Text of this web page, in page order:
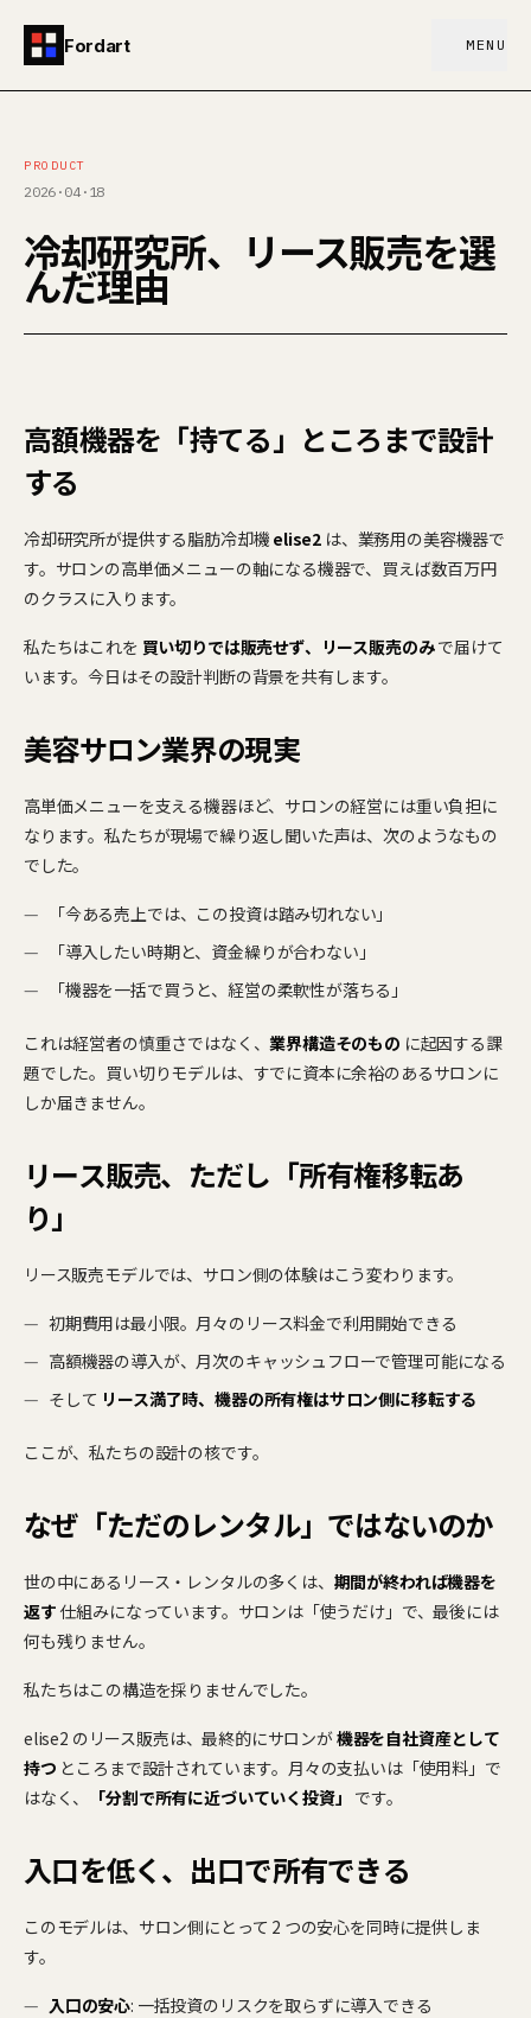
Fordart MENU
PRODUCT
2026·04·18
冷却研究所、リース販売を選
んだ理由
高額機器を「持てる」ところまで設計
する
冷却研究所が提供する脂肪冷却機elise2 は、業務用の美容機器で
す。サロンの高単価メニューの軸になる機器で、買えば数百万円
のクラスに入ります。
私たちはこれを 買い切りでは販売せず、リース販売のみで届けて
います。今日はその設計判断の背景を共有します。
美容サロン業界の現実
高単価メニューを支える機器ほど、サロンの経営には重い負担に
なります。私たちが現場で繰り返し聞いた声は、次のようなもの
でした。
「今ある売上では、この投資は踏み切れない」
「導入したい時期と、資金繰りが合わない」
「機器を一括で買うと、経営の柔軟性が落ちる」
これは経営者の慎重さではなく、業界構造そのもの に起因する課
題でした。買い切りモデルは、すでに資本に余裕のあるサロンに
しか届きません。
リース販売、ただし「所有権移転あ
り」
リース販売モデルでは、サロン側の体験はこう変わります。
初期費用は最小限。月々のリース料金で利用開始できる
高額機器の導入が、月次のキャッシュフローで管理可能になる
そして リース満了時、機器の所有権はサロン側に移転する
ここが、私たちの設計の核です。
なぜ「ただのレンタル」ではないのか
世の中にあるリース・レンタルの多くは、 期間が終われば機器を
返す 仕組みになっています。サロンは「使うだけ」で、最後には
何も残りません。
私たちはこの構造を採りませんでした。
elise2 のリース販売は、最終的にサロンが機器を自社資産として
持つ ところまで設計されています。月々の支払いは「使用料」で
はなく、
「分割で所有に近づいていく投資」 です。
入口を低く、出口で所有できる
このモデルは、サロン側にとって 2 つの安心を同時に提供しま
す。
入口の安心: 一括投資のリスクを取らずに導入できる